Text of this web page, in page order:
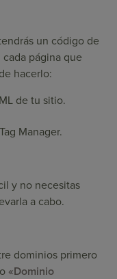
un código de
página que
hacerlo:
de tu sitio.
Manager.
y no necesitas
a cabo.
dominios primero
«Dominio